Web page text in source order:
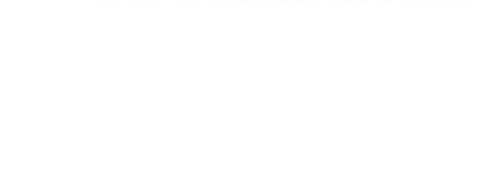
y adyacentes